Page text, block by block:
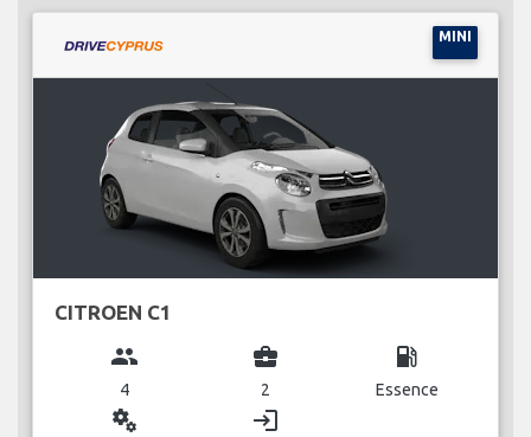
MINI
CITROEN C1
group
4
business_center
2
local_gas_station
Essence
miscellaneous_services login